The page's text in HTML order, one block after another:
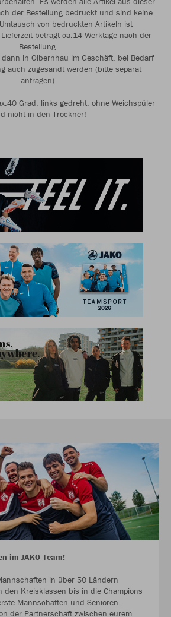
der Bestellung bedruckt und sind keine
von bedruckten Artikeln ist
beträgt ca.14 Werktage nach der
Bestellung.
in Olbernhau im Geschäft, bei Bedarf
auch zugesandt werden (bitte separat
anfragen).
Grad, links gedreht, ohne Weichspüler
nicht in den Trockner!
im JAKO Team!
in über 50 Ländern
den Kreisklassen bis in die Champions
Mannschaften und Senioren.
der Partnerschaft zwischen eurem